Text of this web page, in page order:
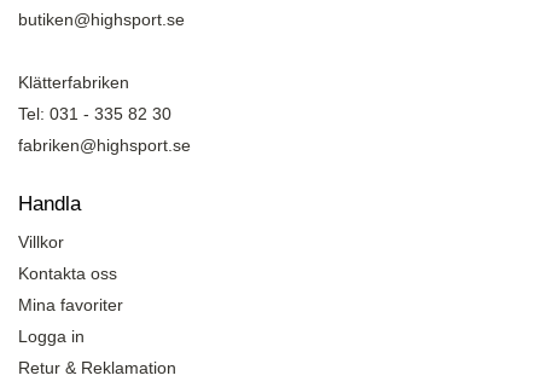
butiken@highsport.se
Klätterfabriken
Tel: 031 - 335 82 30
fabriken@highsport.se
Handla
Villkor
Kontakta oss
Mina favoriter
Logga in
Retur & Reklamation